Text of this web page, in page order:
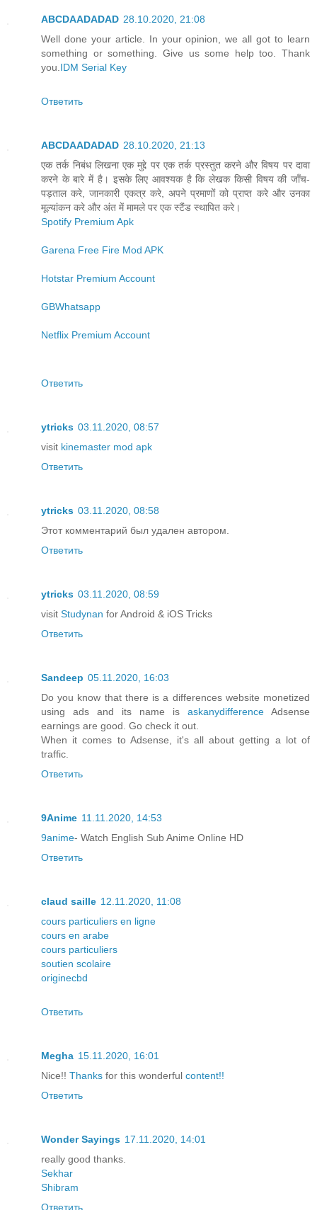
ABCDAADADAD 28.10.2020, 21:08
Well done your article. In your opinion, we all got to learn
something or something. Give us some help too. Thank
you. IDM Serial Key
Ответить
ABCDAADADAD 28.10.2020, 21:13
एक तर्क निबंध लिखना एक मुद्दे पर एक तर्क प्रस्तुत करने और विषय पर दावा
करने के बारे में है। इसके लिए आवश्यक है कि लेखक किसी विषय की जाँच-
पड़ताल करे, जानकारी एकत्र करे, अपने प्रमाणों को प्राप्त करे और उनका
मूल्यांकन करे और अंत में मामले पर एक स्टैंड स्थापित करे।
Spotify Premium Apk
Garena Free Fire Mod APK
Hotstar Premium Account
GBWhatsapp
Netflix Premium Account
Ответить
ytricks 03.11.2020, 08:57
visit kinemaster mod apk
Ответить
ytricks 03.11.2020, 08:58
Этот комментарий был удален автором.
Ответить
ytricks 03.11.2020, 08:59
visit Studynan for Android & iOS Tricks
Ответить
Sandeep 05.11.2020, 16:03
Do you know that there is a differences website monetized
using ads and its name is askanydifference Adsense
earnings are good. Go check it out.
When it comes to Adsense, it's all about getting a lot of
traffic.
Ответить
9Anime 11.11.2020, 14:53
9anime- Watch English Sub Anime Online HD
Ответить
claud saille 12.11.2020, 11:08
cours particuliers en ligne
cours en arabe
cours particuliers
soutien scolaire
originecbd
Ответить
Megha 15.11.2020, 16:01
Nice!! Thanks for this wonderful content!!
Ответить
Wonder Sayings 17.11.2020, 14:01
really good thanks.
Sekhar
Shibram
Ответить